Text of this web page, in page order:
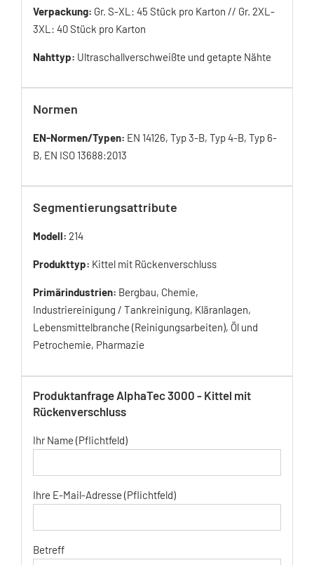
Verpackung: Gr. S-XL: 45 Stück pro Karton // Gr. 2XL-
3XL: 40 Stück pro Karton
Nahttyp: Ultraschallverschweißte und getapte Nähte
Normen
EN-Normen/Typen: EN 14126, Typ 3-B, Typ 4-B, Typ 6-
B, EN ISO 13688:2013
Segmentierungsattribute
Modell: 214
Produkttyp: Kittel mit Rückenverschluss
Primärindustrien: Bergbau, Chemie,
Industriereinigung / Tankreinigung, Kläranlagen,
Lebensmittelbranche (Reinigungsarbeiten), Öl und
Petrochemie, Pharmazie
Produktanfrage AlphaTec 3000 - Kittel mit
Rückenverschluss
Ihr Name (Pflichtfeld)
Ihre E-Mail-Adresse (Pflichtfeld)
Betreff